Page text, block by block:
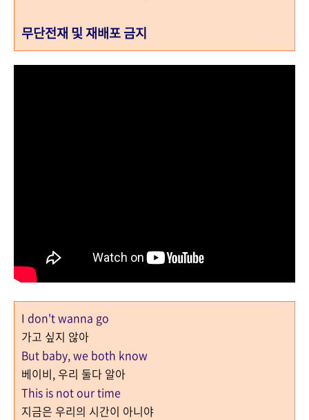
무단전재 및 재배포 금지
I don't wanna go
가고 싶지 않아
But baby, we both know
베이비, 우리 둘다 알아
This is not our time
지금은 우리의 시간이 아니야